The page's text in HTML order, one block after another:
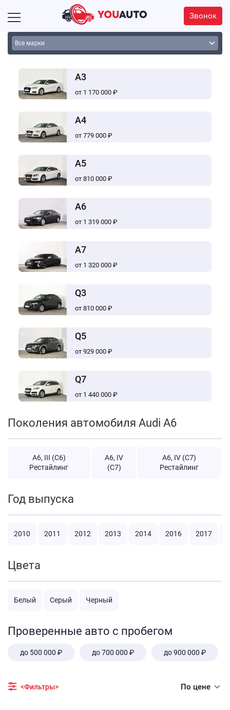
Звонок
A3
от 1 170 000 ₽
A4
от 779 000 ₽
A5
от 810 000 ₽
A6
от 1 319 000 ₽
A7
от 1 320 000 ₽
Q3
от 810 000 ₽
Q5
от 929 000 ₽
Q7
от 1 440 000 ₽
Поколения автомобиля Audi A6
A6, III (C6)
Рестайлинг
A6, IV
(C7)
A6, IV (C7)
Рестайлинг
Год выпуска
2010 2011 2012 2013 2014 2016 2017
Цвета
Белый Серый Черный
Проверенные авто с пробегом
до 500 000 ₽ до 700 000 ₽ до 900 000 ₽
<Фильтры> По цене